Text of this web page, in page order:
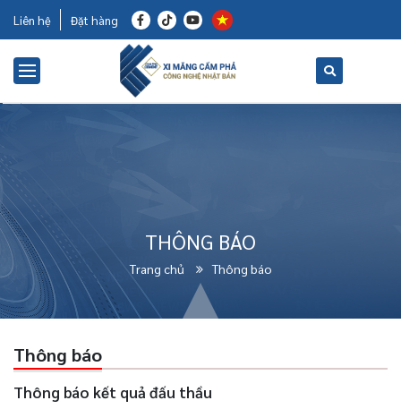
Liên hệ Đặt hàng
THÔNG BÁO
Trang chủ Thông báo
Thông báo
Thông báo kết quả đấu thầu